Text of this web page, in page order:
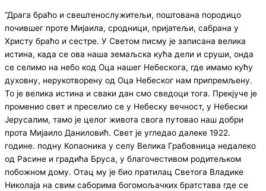
“Драга браћо и свештенослужитељи, поштована породицо
почившег проте Мијаила, сродници, пријатељи, сабрана у
Христу браћо и сестре. У Светом писму је записана велика
истина, када се ова наша земаљска кућа дели и сруши, онда
се селимо на небо код Оца нашег Небескога, где имамо кућу
духовну, нерукотворену од Оца Небеског нам припремљену.
То је велика истина и сваки дан смо сведоци тога. Прекјуче је
променио свет и преселио се у Небеску вечност, у Небески
Јерусалим, тамо је целог живота свога путовао наш добри
прота Мијаило Даниловић. Свет је угледао далеке 1922.
године. подну Копаоника у селу Велика Грабовница недалеко
од Расине и градића Бруса, у благочестивом родитељком
побожном дому. Отац му је био пратилац Светога Владике
Николаја на свим саборима богомољачких братстава где се